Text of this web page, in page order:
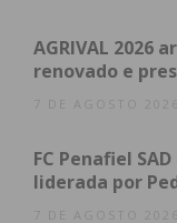
Este ano a
website do
presidente da
foi feito a este
AGRIVAL 2026
renovado e
7 DE AGOSTO 2026
FC Penafiel
liderada por
7 DE AGOSTO 2026